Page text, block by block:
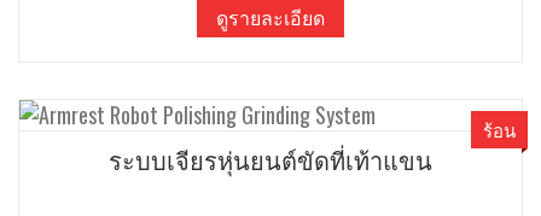
ดูรายละเอียด
ระบบเจียรหุ่นยนต์ขัดที่เท้าแขน
ร้อน